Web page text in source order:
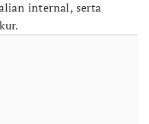
internal, serta